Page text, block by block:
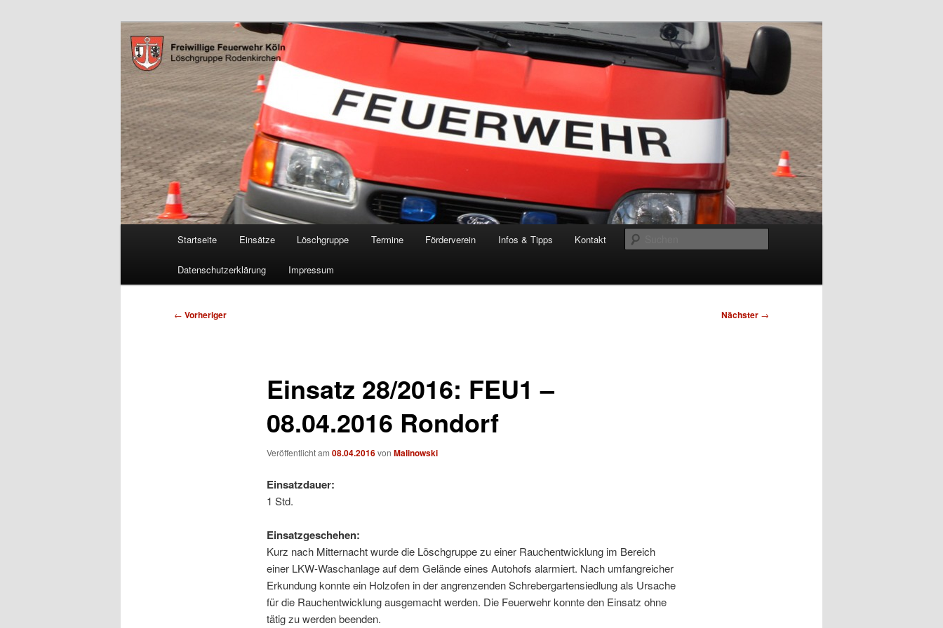
FF Köln, LG RD
Freiwillige Feuerwehr Köln, Löschgruppe Rodenkirchen
Startseite Einsätze Löschgruppe Termine Förderverein Infos & Tipps Kontakt
Datenschutzerklärung Impressum
Beitragsnavigation
← Vorheriger Nächster →
Einsatz 28/2016: FEU1 –
08.04.2016 Rondorf
Veröffentlicht am 08.04.2016von Malinowski
Einsatzdauer:
1 Std.
Einsatzgeschehen:
Kurz nach Mitternacht wurde die Löschgruppe zu einer Rauchentwicklung im Bereich
einer LKW-Waschanlage auf dem Gelände eines Autohofs alarmiert. Nach umfangreicher
Erkundung konnte ein Holzofen in der angrenzenden Schrebergartensiedlung als Ursache
für die Rauchentwicklung ausgemacht werden. Die Feuerwehr konnte den Einsatz ohne
tätig zu werden beenden.